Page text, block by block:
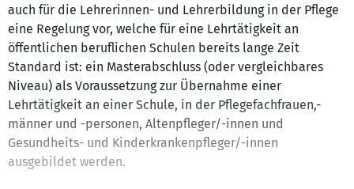
auch für die Lehrerinnen- und Lehrerbildung in der Pflege
eine Regelung vor, welche für eine Lehrtätigkeit an
öffentlichen beruflichen Schulen bereits lange Zeit
Standard ist: ein Masterabschluss (oder vergleichbares
Niveau) als Voraussetzung zur Übernahme einer
Lehrtätigkeit an einer Schule, in der Pflegefachfrauen,-
männer und -personen, Altenpfleger/-innen und
Gesundheits- und Kinderkrankenpfleger/-innen
ausgebildet werden.